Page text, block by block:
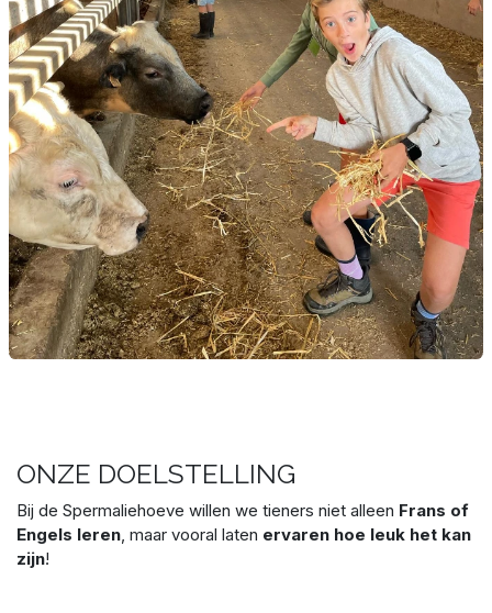
ONZE DOELSTELLING
Bij de Spermaliehoeve willen we tieners niet alleen Frans of
Engels leren, maar vooral laten ervaren hoe leuk het kan
zijn!